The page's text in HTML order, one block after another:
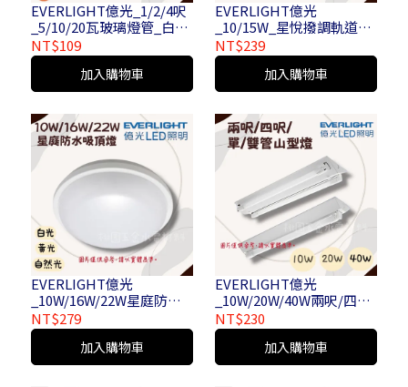
EVERLIGHT億光_1/2/4呎
_5/10/20瓦玻璃燈管_白
光/自然光/黃光
NT$109
加入購物車
EVERLIGHT億光
_10/15W_星悅撥調軌道燈
_黑/白
NT$239
加入購物車
EVERLIGHT億光
_10W/16W/22W星庭防水
吸頂燈_自然光/白光/黃光
NT$279
加入購物車
EVERLIGHT億光
_10W/20W/40W兩呎/四呎/
單/雙管山型燈
NT$230
加入購物車